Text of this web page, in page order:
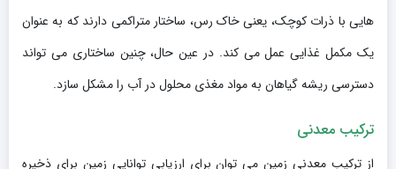
هایی با ذرات کوچک، یعنی خاک رس، ساختار متراکمی دارند که به عنوان
یک مکمل غذایی عمل می کند. در عین حال، چنین ساختاری می تواند
دسترسی ریشه گیاهان به مواد مغذی محلول در آب را مشکل سازد.
ترکیب معدنی
از ترکیب معدنی زمین می توان برای ارزیابی توانایی زمین برای ذخیره